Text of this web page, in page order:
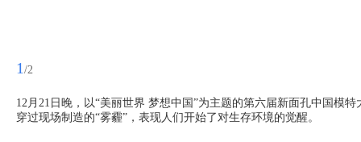
1 /2
12月21日晚，以“美丽世界 梦想中国”为主题的第六届新面孔中国模
穿过现场制造的“雾霾”，表现人们开始了对生存环境的觉醒。